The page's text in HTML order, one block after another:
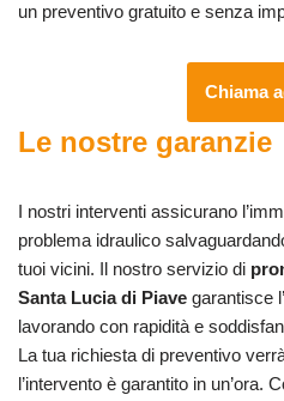
un preventivo gratuito e senza
Chiama
Le nostre garanzie
I nostri interventi assicurano
problema idraulico
tuoi vicini. Il nostro servizio di
Santa Lucia di Piave garantisce
lavorando con rapidità e
La tua richiesta di preventivo
l’intervento è garantito in un’ora.